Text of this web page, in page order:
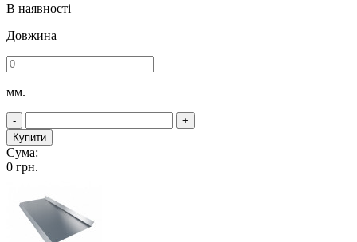
В наявності
Довжина
мм.
-
+
Купити
Сума:
0 грн.